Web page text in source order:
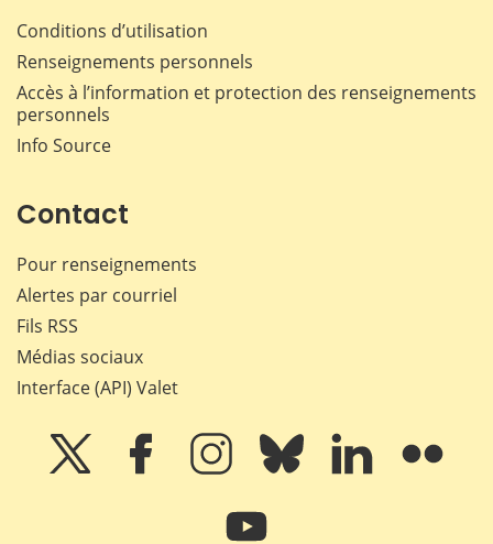
Conditions d’utilisation
Renseignements personnels
Accès à l’information et protection des renseignements
personnels
Info Source
Contact
Pour renseignements
Alertes par courriel
Fils RSS
Médias sociaux
Interface (API) Valet